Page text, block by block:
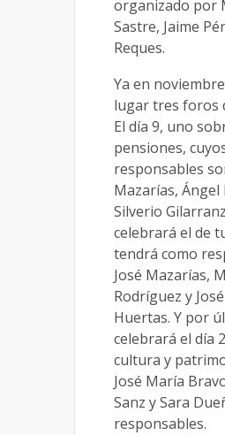
organizado por
Sastre, Jaime
Reques.
Ya en
lugar tres foros
El día 9, uno
pensiones,
responsables
Mazarías, Ángel
Silverio
celebrará el de
tendrá como
José Mazarías,
Rodríguez y
Huertas. Y por
celebrará el día
cultura y
José María
Sanz y Sara
responsables.